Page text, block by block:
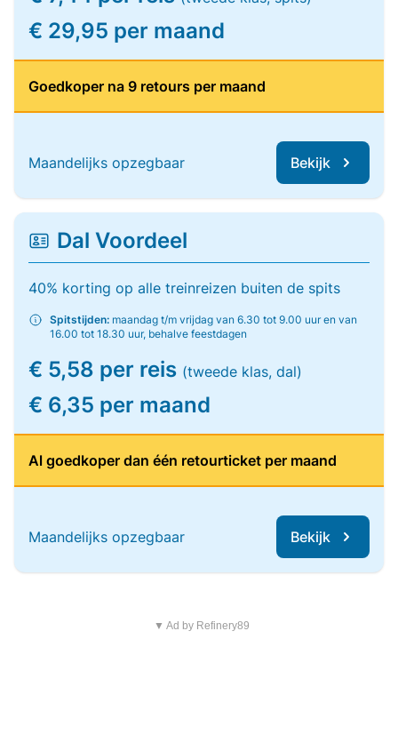
€ 29,95 per maand
Goedkoper na 9 retours per maand
Maandelijks opzegbaar Bekijk
Dal Voordeel
40% korting op alle treinreizen buiten de spits
Spitstijden: maandag t/m vrijdag van 6.30 tot 9.00 uur en van
16.00 tot 18.30 uur, behalve feestdagen
€ 5,58 per reis (tweede klas, dal)
€ 6,35 per maand
Al goedkoper dan één retourticket per maand
Maandelijks opzegbaar Bekijk
▼ Ad by Refinery89